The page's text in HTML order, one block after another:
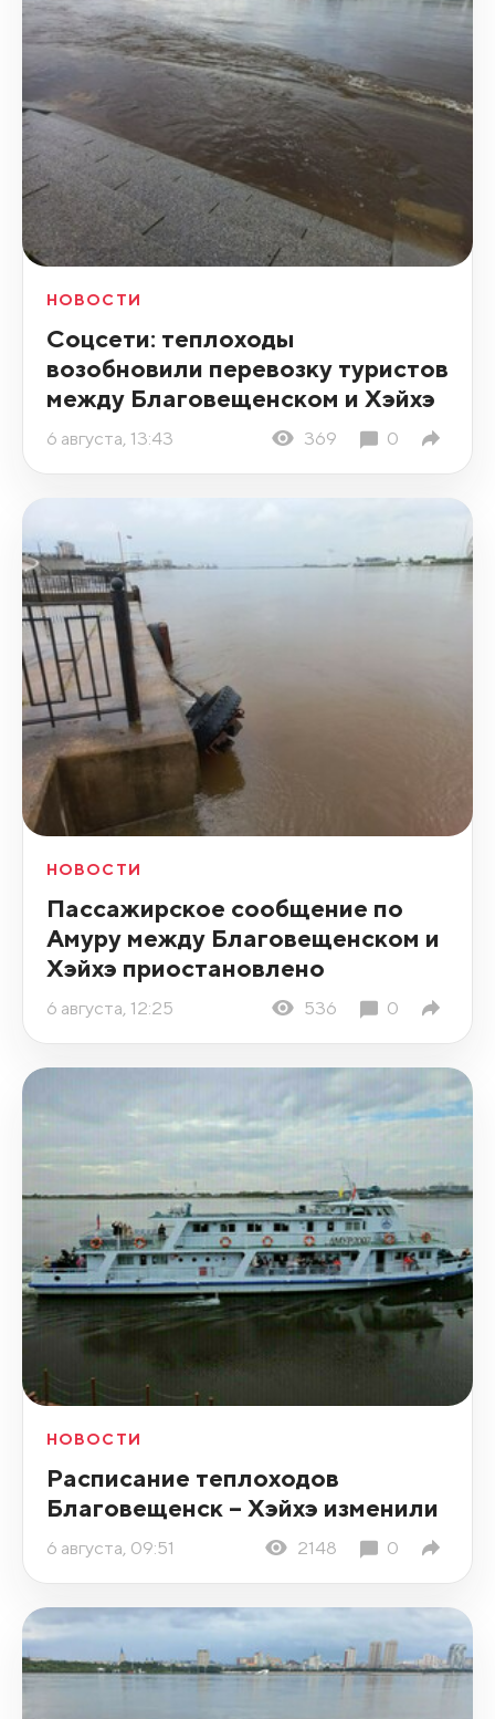
НОВОСТИ
Соцсети: теплоходы
возобновили перевозку туристов
между Благовещенском и Хэйхэ
6 августа, 13:43 369 0
НОВОСТИ
Пассажирское сообщение по
Амуру между Благовещенском и
Хэйхэ приостановлено
6 августа, 12:25 536 0
НОВОСТИ
Расписание теплоходов
Благовещенск – Хэйхэ изменили
6 августа, 09:51 2148 0